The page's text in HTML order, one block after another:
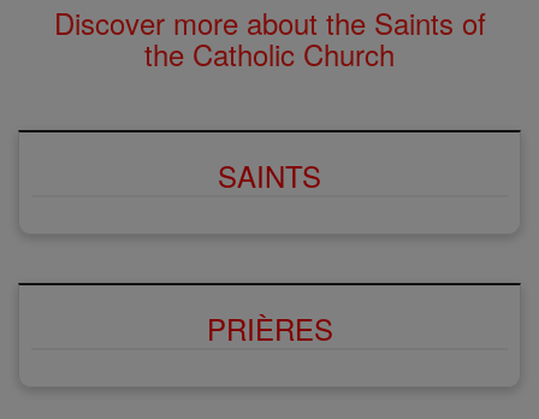
Discover more about the Saints of
the Catholic Church
SAINTS
PRIÈRES